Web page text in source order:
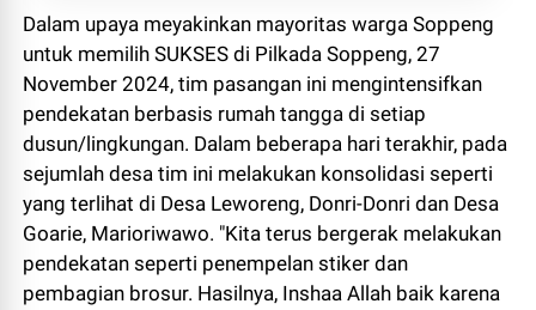
Dalam upaya meyakinkan mayoritas warga Soppeng
untuk memilih SUKSES di Pilkada Soppeng, 27
November 2024, tim pasangan ini mengintensifkan
pendekatan berbasis rumah tangga di setiap
dusun/lingkungan. Dalam beberapa hari terakhir, pada
sejumlah desa tim ini melakukan konsolidasi seperti
yang terlihat di Desa Leworeng, Donri-Donri dan Desa
Goarie, Marioriwawo. "Kita terus bergerak melakukan
pendekatan seperti penempelan stiker dan
pembagian brosur. Hasilnya, Inshaa Allah baik karena